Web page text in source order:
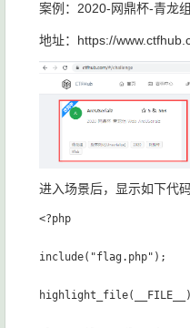
案例：2020-网鼎杯-青龙
地址：https://
进入场景后，显示如下代
<?php
include("flag.php");